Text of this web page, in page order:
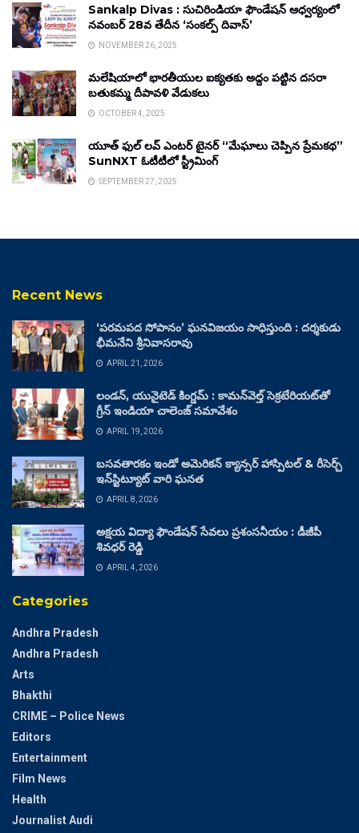
Sankalp Divas : సుచిరిండియా ఫౌండేషన్ ఆధ్వర్యంలో
నవంబర్ 28వ తేదీన ‘సంకల్ప్ దివాస్’
NOVEMBER 26, 2025
మలేషియాలో భారతీయుల ఐక్యతకు అద్దం పట్టిన దసరా
బతుకమ్మ దీపావళి వేడుకలు
OCTOBER 4, 2025
యూత్ ఫుల్ లవ్ ఎంటర్ టైనర్ “మేఘాలు చెప్పిన ప్రేమకథ”
SunNXT ఓటీటీలో స్ట్రీమింగ్
SEPTEMBER 27, 2025
Recent News
‘పరమపద సోపానం’ ఘనవిజయం సాధిస్తుంది : దర్శకుడు
భీమనేని శ్రీనివాసరావు
APRIL 21, 2026
లండన్, యునైటెడ్ కింగ్డమ్ : కామన్‌వెల్త్ సెక్రటేరియట్‌తో
గ్రీన్ ఇండియా చాలెంజ్ సమావేశం
APRIL 19, 2026
బసవతారకం ఇండో అమెరికన్ క్యాన్సర్ హాస్పిటల్ & రీసెర్చ్
ఇన్‌స్టిట్యూట్ వారి ఘనత
APRIL 8, 2026
అక్షయ విద్యా ఫౌండేషన్ సేవలు ప్రశంసనీయం : డీజీపీ
శివధర్ రెడ్డి
APRIL 4, 2026
Categories
Andhra Pradesh
Andhra Pradesh
Arts
Bhakthi
CRIME – Police News
Editors
Entertainment
Film News
Health
Journalist Audi